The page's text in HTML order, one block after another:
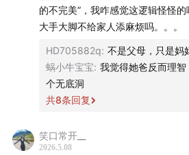
《被讨厌的勇气》
《穷查理宝典》
《所有人都在与自己的无价值对抗》
E204 我和我人生中的第一个 10 万
的不完美”，我咋感觉这逻辑怪怪
大手大脚不给家人添麻烦吗。。。
HD705882q: 不是父母，只是妈
蜗小牛宝宝: 我觉得她爸反而理
个无底洞
共8条回复
笑口常开__
2026.5.08